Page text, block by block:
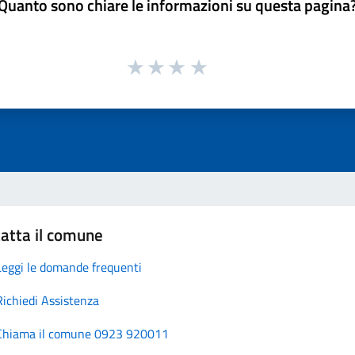
sono chiare le informazioni su questa
il comune
le domande frequenti
Assistenza
il comune 0923 920011